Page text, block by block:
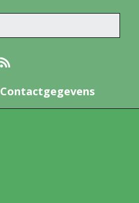
Contactgegevens